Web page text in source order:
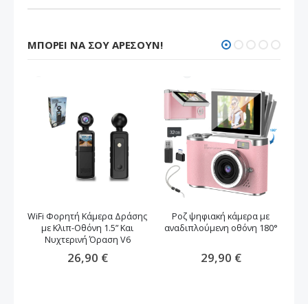
ΜΠΟΡΕΊ ΝΑ ΣΟΥ ΑΡΈΣΟΥΝ!
WiFi Φορητή Κάμερα Δράσης
με Κλιπ-Οθόνη 1.5” Και
Νυχτερινή Όραση V6
26,90 €
Ροζ ψηφιακή κάμερα με
αναδιπλούμενη οθόνη 180°
29,90 €